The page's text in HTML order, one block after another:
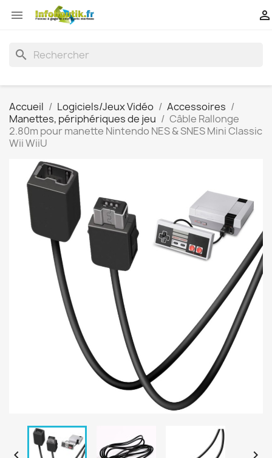
 
search
Accueil Logiciels/Jeux Vidéo
Accessoires
Manettes, périphériques de jeu
Câble Rallonge
2.80m pour manette Nintendo NES & SNES Mini Classic
Wii WiiU
 